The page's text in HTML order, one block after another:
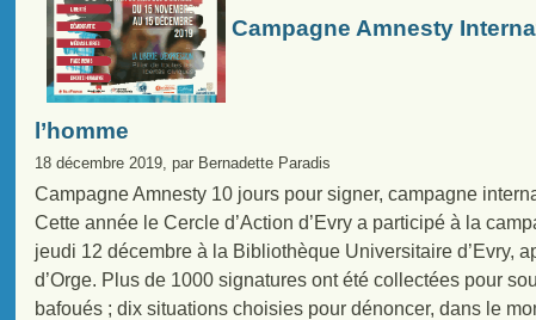
Campagne Amnesty
l’homme
18 décembre 2019, par Bernadette Paradis
Campagne Amnesty 10 jours pour signer, campagne
Cette année le Cercle d’Action d’Evry a participé à la
jeudi 12 décembre à la Bibliothèque Universitaire d’Evry,
d’Orge. Plus de 1000 signatures ont été collectées pour
bafoués ; dix situations choisies pour dénoncer, dans le